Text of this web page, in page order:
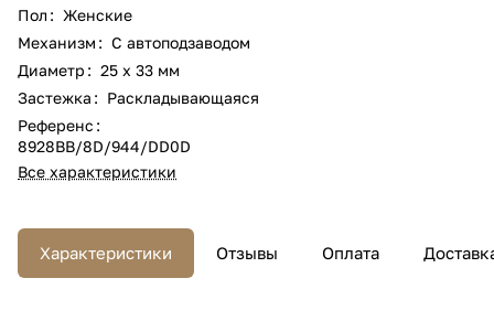
Пол : Женские
Механизм : С автоподзаводом
Диаметр : 25 х 33 мм
Застежка : Раскладывающаяся
Референс :
8928BB/8D/944/DD0D
Все характеристики
Характеристики Отзывы Оплата